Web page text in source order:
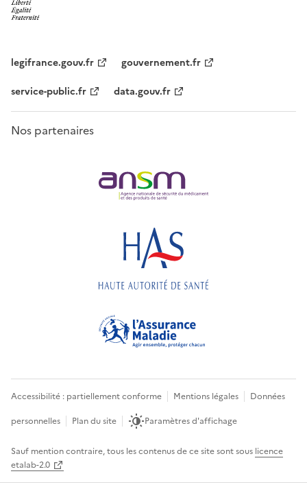
legifrance.gouv.fr
gouvernement.fr
service-public.fr
data.gouv.fr
Nos partenaires
Accessibilité : partiellement conforme Mentions légales
Données
personnelles
Plan du site Paramètres d'affichage
Sauf mention contraire, tous les contenus de ce site sont sous licence
etalab-2.0